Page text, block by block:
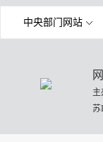
中央部门网站
苏